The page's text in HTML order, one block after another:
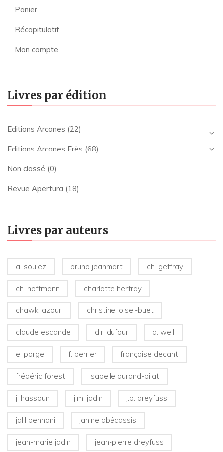
Panier
Récapitulatif
Mon compte
Livres par édition
Editions Arcanes (22)
Editions Arcanes Erès (68)
Non classé (0)
Revue Apertura (18)
Livres par auteurs
a. soulez bruno jeanmart ch. geffray
ch. hoffmann charlotte herfray
chawki azouri christine loisel-buet
claude escande d.r. dufour d. weil
e. porge f. perrier françoise decant
frédéric forest isabelle durand-pilat
j. hassoun j.m. jadin j.p. dreyfuss
jalil bennani janine abécassis
jean-marie jadin jean-pierre dreyfuss